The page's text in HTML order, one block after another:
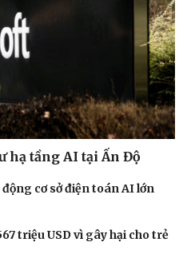
Đời sống
Nhà đẹp
Blog
hạ tầng AI tại Ấn Độ
cơ sở điện toán AI lớn
triệu USD vì gây hại cho trẻ